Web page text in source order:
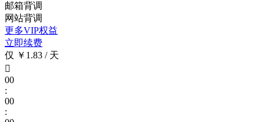
邮箱背调
网站背调
更多VIP权益
立即续费
仅 ￥1.83 / 天

00
:
00
: